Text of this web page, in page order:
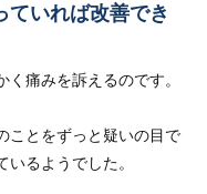
ていれば改善でき
痛みを訴えるのです。
ことをずっと疑いの目で
るようでした。